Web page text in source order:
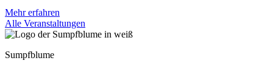
Mehr erfahren
Alle Veranstaltungen
Sumpfblume